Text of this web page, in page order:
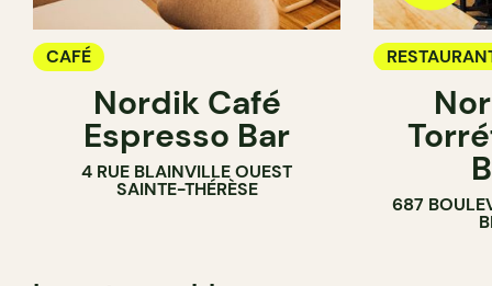
CAFÉ
Nordik Café
Espresso Bar
4 RUE BLAINVILLE OUEST
SAINTE-THÉRÈSE
687